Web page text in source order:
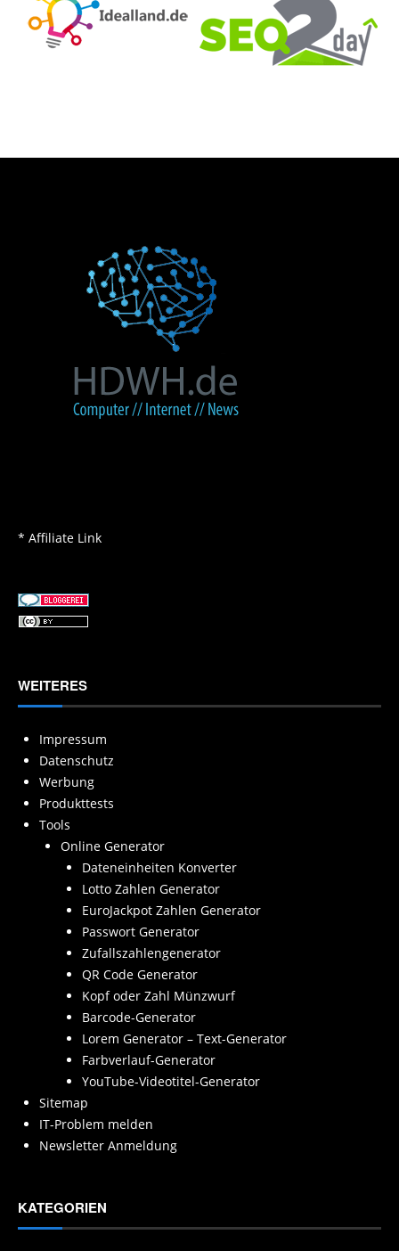
* Affiliate Link
WEITERES
Impressum
Datenschutz
Werbung
Produkttests
Tools
Online Generator
Dateneinheiten Konverter
Lotto Zahlen Generator
EuroJackpot Zahlen Generator
Passwort Generator
Zufallszahlengenerator
QR Code Generator
Kopf oder Zahl Münzwurf
Barcode-Generator
Lorem Generator – Text-Generator
Farbverlauf-Generator
YouTube-Videotitel-Generator
Sitemap
IT-Problem melden
Newsletter Anmeldung
KATEGORIEN